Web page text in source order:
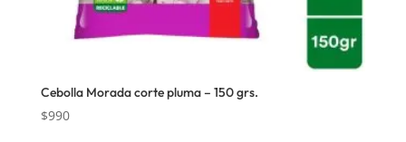
Cebolla Morada corte pluma – 150 grs.
$990